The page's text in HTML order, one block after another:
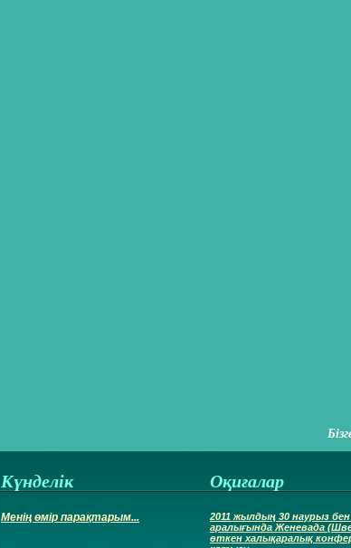
Күнделік
Менің өмір парақтарым...
Оқиғалар
2011 жылдың 30 наурыз бен
аралығында Женевада
өткен халықаралық